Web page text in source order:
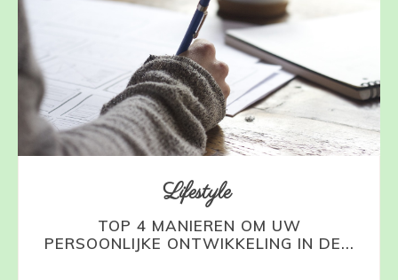
Lifestyle
TOP 4 MANIEREN OM UW
PERSOONLIJKE ONTWIKKELING IN DE...